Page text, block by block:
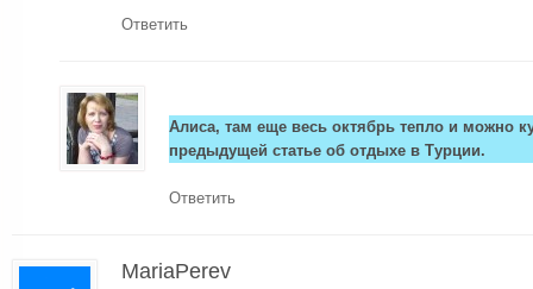
Ответить
Алиса, там еще весь октябрь тепло и можно
предыдущей статье об отдыхе в Турции.
Ответить
MariaPerev